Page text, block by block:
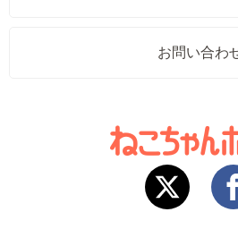
お問い合わ